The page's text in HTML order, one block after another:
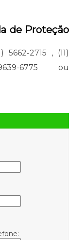
de Proteção
5662-2715 , (11)
6775 ou